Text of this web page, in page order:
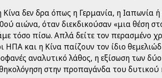
Κίνα δεν δρα όπως η Γερμανία, η Ιαπωνία ή
αιώνα, όταν διεκδικούσαν «μια θέση
τόσο πίσω. Απλά δείτε τον περασμένο
ΗΠΑ και η Κίνα παίζουν τον ίδιο
αναλυτικό λάθος, η εξίσωση των
στην προπαγάνδα του δυτικού